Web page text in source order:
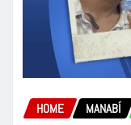
HOME MANABÍ